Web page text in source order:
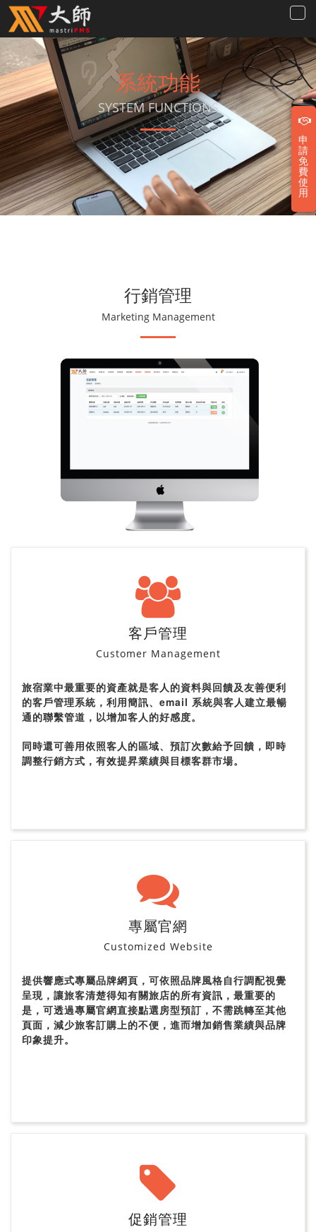
申
請
免
費
使
用
系統功能
SYSTEM FUNCTIONS
行銷管理
Marketing Management
客戶管理
Customer Management
旅宿業中最重要的資產就是客人的資料與回饋及友善便利
的客戶管理系統，利用簡訊、email 系統與客人建立最暢
通的聯繫管道，以增加客人的好感度。
同時還可善用依照客人的區域、預訂次數給予回饋，即時
調整行銷方式，有效提昇業績與目標客群市場。
專屬官網
Customized Website
提供響應式專屬品牌網頁，可依照品牌風格自行調配視覺
呈現，讓旅客清楚得知有關旅店的所有資訊，最重要的
是，可透過專屬官網直接點選房型預訂，不需跳轉至其他
頁面，減少旅客訂購上的不便，進而增加銷售業績與品牌
印象提升。
促銷管理